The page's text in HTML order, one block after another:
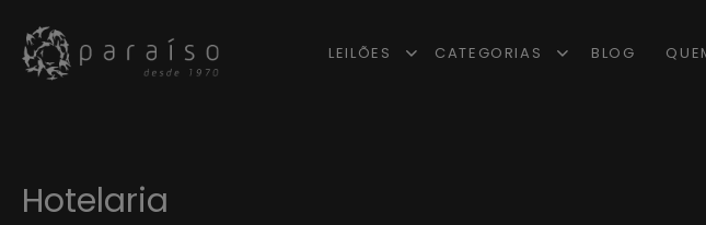
LEILÕES CATEGORIAS BLOG
Hotelaria